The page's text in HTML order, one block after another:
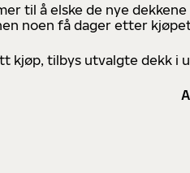
til å elske de nye
noen få dager etter
kjøp, tilbys utvalgte dekk i